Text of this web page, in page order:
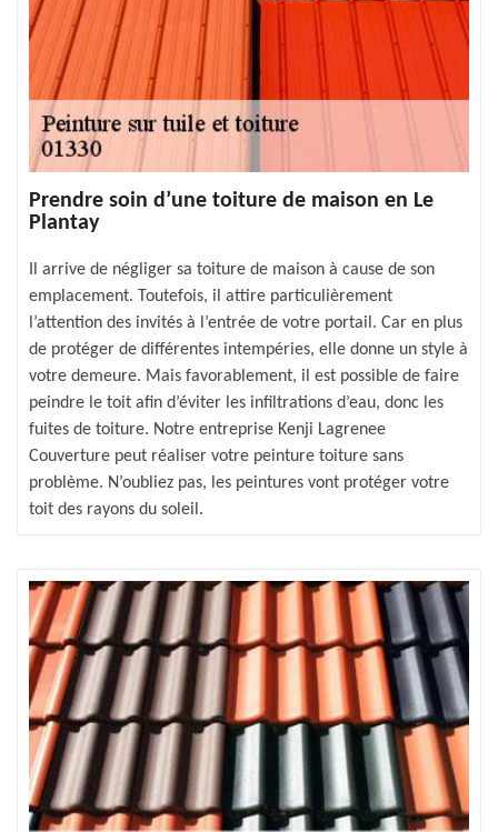
Prendre soin d’une toiture de maison en Le
Plantay
Il arrive de négliger sa toiture de maison à cause de son
emplacement. Toutefois, il attire particulièrement
l’attention des invités à l’entrée de votre portail. Car en plus
de protéger de différentes intempéries, elle donne un style à
votre demeure. Mais favorablement, il est possible de faire
peindre le toit afin d’éviter les infiltrations d’eau, donc les
fuites de toiture. Notre entreprise Kenji Lagrenee
Couverture peut réaliser votre peinture toiture sans
problème. N’oubliez pas, les peintures vont protéger votre
toit des rayons du soleil.